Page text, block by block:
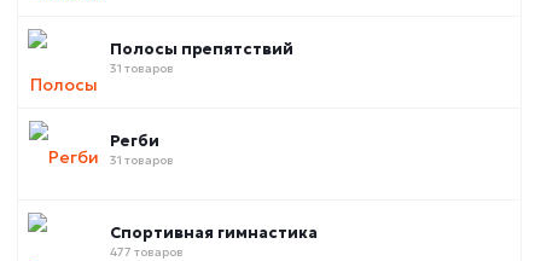
Полосы препятствий
31 товаров
Регби
31 товаров
Спортивная гимнастика
477 товаров